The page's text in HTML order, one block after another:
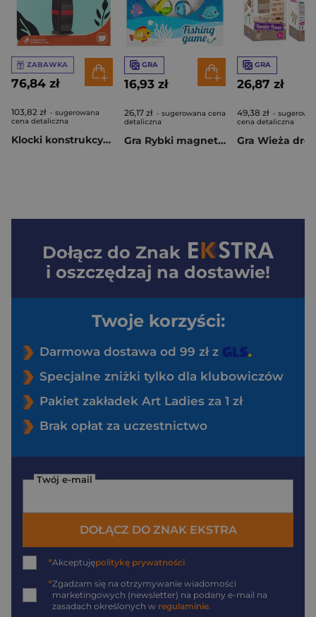
ZABAWKA
76,84 zł
103,82 zł - sugerowana
cena detaliczna
Klocki konstrukcyjne Kwiaty 756 elementów
GRA
16,93 zł
26,17 zł - sugerowana cena
detaliczna
Gra Rybki magnetyczne
GRA
26,87 zł
49,38 zł -
cena detaliczna
Dołącz do Znak
i oszczędzaj na dostawie!
Twoje korzyści:
Darmowa dostawa od 99 zł z
Specjalne zniżki tylko dla klubowiczów
Pakiet zakładek Art Ladies za 1 zł
Brak opłat za uczestnictwo
Twój e-mail
DOŁĄCZ DO ZNAK EKSTRA
*Akceptujępolitykę prywatności
*Zgadzam się na otrzymywanie wiadomości
marketingowych (newsletter) na podany e-mail na
zasadach określonych w regulaminie